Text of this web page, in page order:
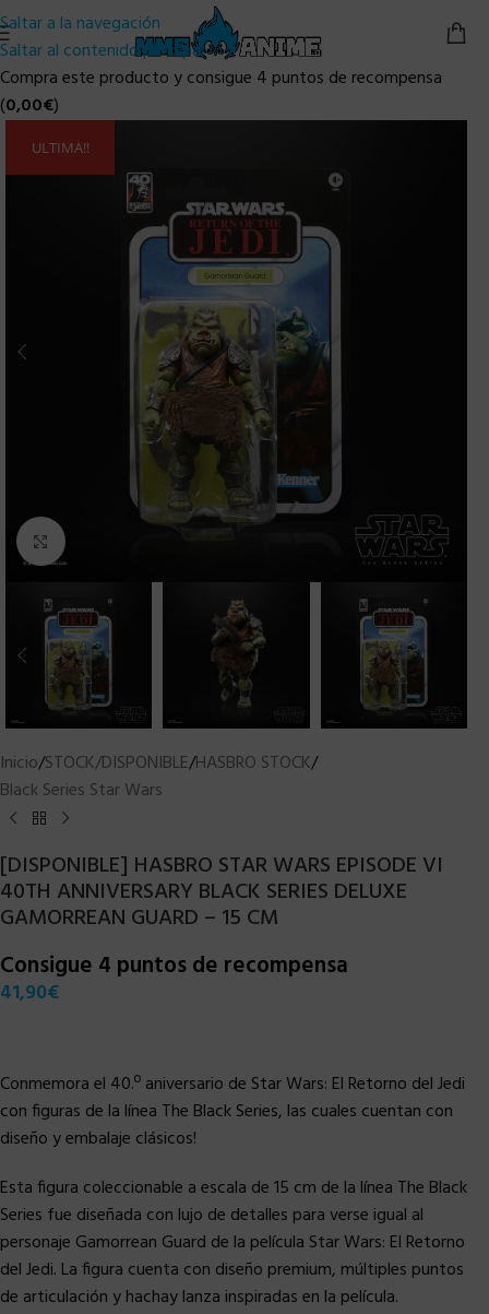
Saltar a la navegación
Saltar al contenido principal
Compra este producto y consigue 4 puntos de recompensa
(0,00€)
ULTIMA!!
Clic para ampliar
Inicio/STOCK/DISPONIBLE/HASBRO STOCK/
Black Series Star Wars
[DISPONIBLE] HASBRO STAR WARS EPISODE VI
40TH ANNIVERSARY BLACK SERIES DELUXE
GAMORREAN GUARD – 15 CM
Consigue 4 puntos de recompensa
41,90€
Conmemora el 40.º aniversario de Star Wars: El Retorno del Jedi
con figuras de la línea The Black Series, las cuales cuentan con
diseño y embalaje clásicos!
Esta figura coleccionable a escala de 15 cm de la línea The Black
Series fue diseñada con lujo de detalles para verse igual al
personaje Gamorrean Guard de la película Star Wars: El Retorno
del Jedi. La figura cuenta con diseño premium, múltiples puntos
de articulación y hachay lanza inspiradas en la película.